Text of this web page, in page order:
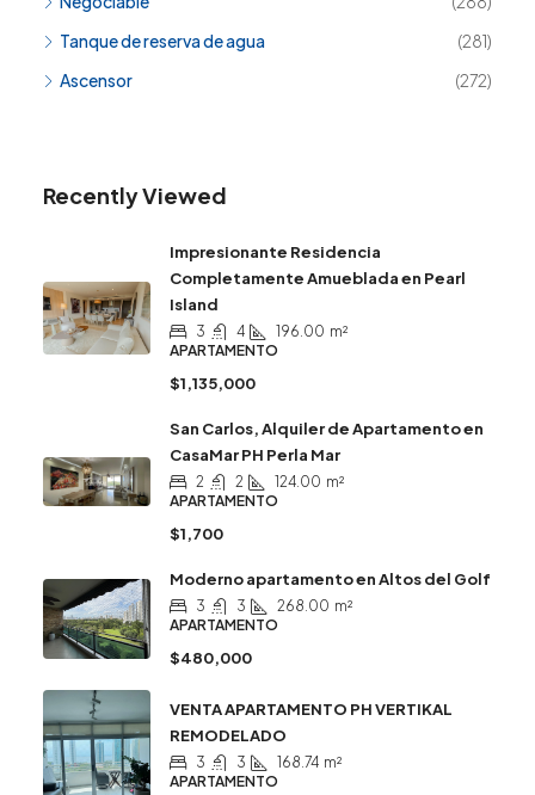
Tanque de reserva de agua
(281)
Ascensor
(272)
Recently Viewed
Impresionante Residencia
Completamente Amueblada en Pearl
Island
3 4 196.00 m²
APARTAMENTO
$1,135,000
San Carlos, Alquiler de Apartamento en
CasaMar PH Perla Mar
2 2 124.00 m²
APARTAMENTO
$1,700
Moderno apartamento en Altos del Golf
3 3 268.00 m²
APARTAMENTO
$480,000
VENTA APARTAMENTO PH VERTIKAL
REMODELADO
3 3 168.74 m²
APARTAMENTO